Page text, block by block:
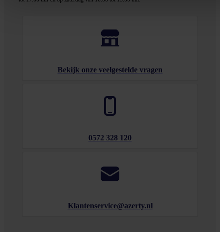
Bekijk onze veelgestelde vragen
0572 328 120
Klantenservice@azerty.nl